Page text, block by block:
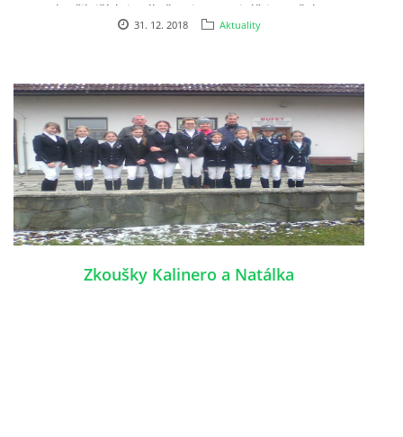
VELKÝ PÁTEK-18.4 KROUŽEK BUDE NORMÁLNĚ PROBÍHAT
PODZIMNÍ BRIGÁDA 4.10.2025
PRAZDNINOVÝ KROUŽEK
pokročilejších jezdkyň. Mimo to si děti z našeho
kroužku zasoutěžily v běhu přes překážky.
31. 12. 2018 Aktuality
Zkoušky Kalinero a Natálka